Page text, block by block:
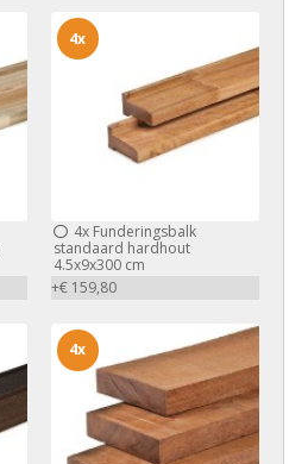
4xFunderingsbalk
standaard hardhout
4.5x9x300 cm
+€ 159,80
4x
4x